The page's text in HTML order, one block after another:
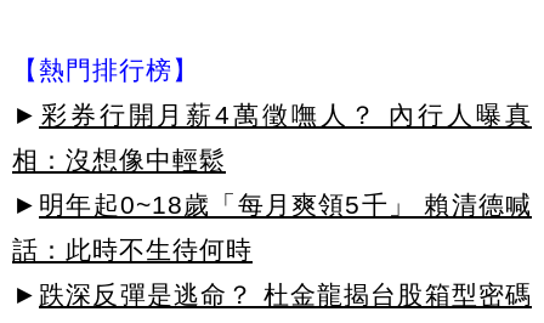
【熱門排行榜】
► 彩券行開月薪4萬徵嘸人？ 內行人曝真
相：沒想像中輕鬆
► 明年起0~18歲「每月爽領5千」 賴清德喊
話：此時不生待何時
► 跌深反彈是逃命？ 杜金龍揭台股箱型密碼